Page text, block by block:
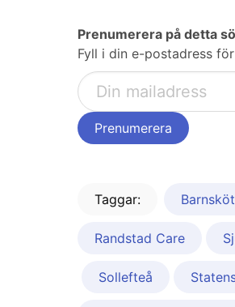
Prenumerera på detta
Fyll i din e-postadress
Taggar:
Randstad Care
Sollefteå